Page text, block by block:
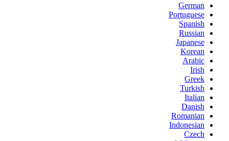
German
Portuguese
Spanish
Russian
Japanese
Korean
Arabic
Irish
Greek
Turkish
Italian
Danish
Romanian
Indonesian
Czech